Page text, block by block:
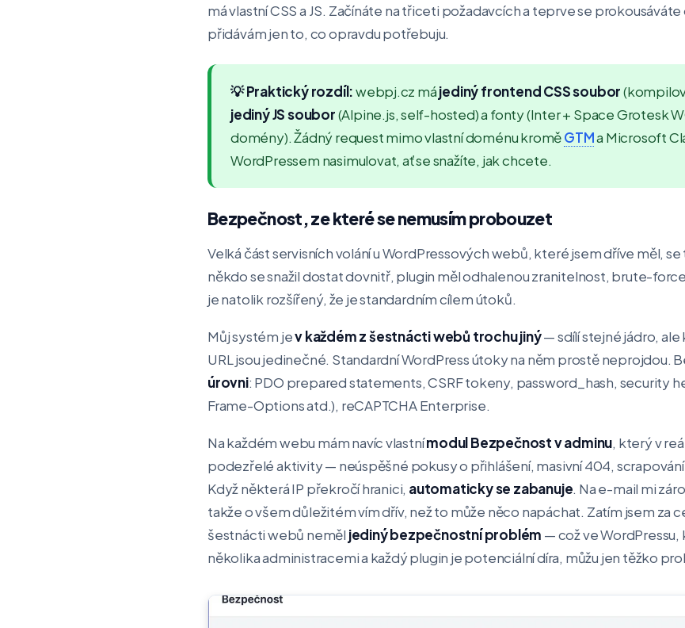
má vlastní CSS a JS. Začínáte na třiceti požadavcích a teprve se prokousáváte
přidávám jen to, co opravdu potřebuju.
💡 Praktický rozdíl:webpj.cz májediný frontend CSS soubor
jediný JS soubor(Alpine.js, self-hosted) a fonty (Inter + Space Grotesk
domény). Žádný request mimo vlastní doménu kroměGTMa Microsoft
WordPressem nasimulovat, ať se snažíte, jak chcete.
Bezpečnost, ze které se nemusím probouzet
Velká část servisních volání u WordPressových webů, které jsem dříve měl,
někdo se snažil dostat dovnitř, plugin měl odhalenou zranitelnost, brute-
je natolik rozšířený, že je standardním cílem útoků.
Můj systém jev každém z šestnácti webů trochu jiný— sdílí stejné jádro, ale
URL jsou jedinečné. Standardní WordPress útoky na něm prostě neprojdou.
úrovni: PDO prepared statements, CSRF tokeny, password_hash, security
Frame-Options atd.), reCAPTCHA Enterprise.
Na každém webu mám navíc vlastnímodul Bezpečnost v adminu, který v
podezřelé aktivity — neúspěšné pokusy o přihlášení, masivní 404,
Když některá IP překročí hranici, automaticky se zabanuje. Na e-mail mi
takže o všem důležitém vím dřív, než to může něco napáchat. Zatím jsem za
šestnácti webů neměl jediný bezpečnostní problém — což ve
několika administracemi a každý plugin je potenciální díra, můžu jen těžko